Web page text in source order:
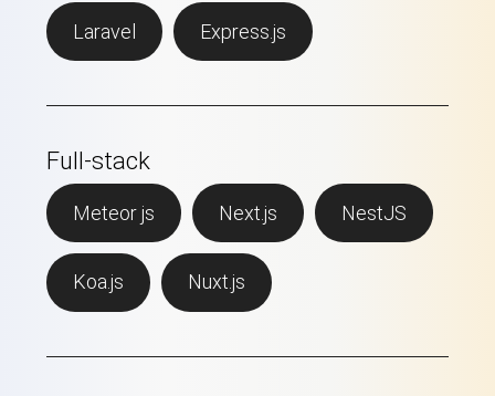
Laravel Express.js
Full-stack
Meteor js Next.js NestJS
Koa.js Nuxt.js